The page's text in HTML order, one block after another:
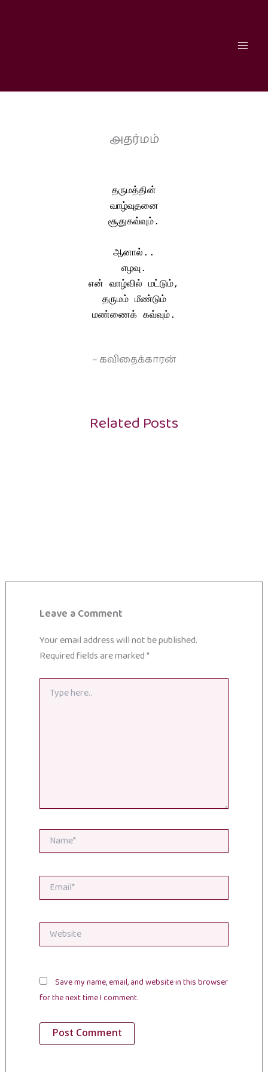
அதர்மம்
தருமத்தின்
வாழ்வுதனை
சூதுகவ்வும்.
ஆனால்..
எழவு.
என் வாழ்வில் மட்டும்,
தருமம் மீண்டும்
மண்ணைக் கவ்வும்.
– கவிதைக்காரன்
Related Posts
Leave a Comment
Your email address will not be published.
Required fields are marked*
Type
here..
Name*
Email*
Website
Save my name, email, and website in this browser
for the next time I comment.